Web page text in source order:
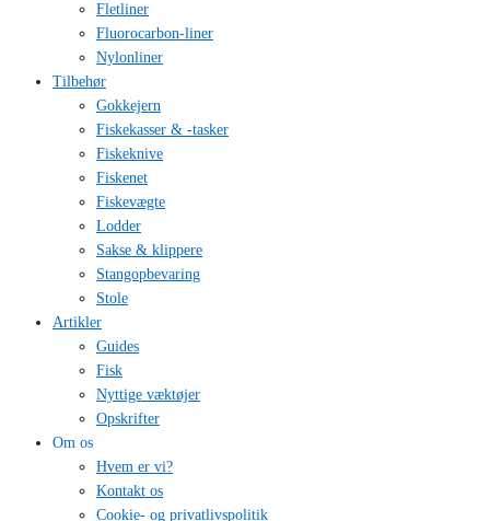
Fletliner
Fluorocarbon-liner
Nylonliner
Tilbehør
Gokkejern
Fiskekasser & -tasker
Fiskeknive
Fiskenet
Fiskevægte
Lodder
Sakse & klippere
Stangopbevaring
Stole
Artikler
Guides
Fisk
Nyttige væktøjer
Opskrifter
Om os
Hvem er vi?
Kontakt os
Cookie- og privatlivspolitik